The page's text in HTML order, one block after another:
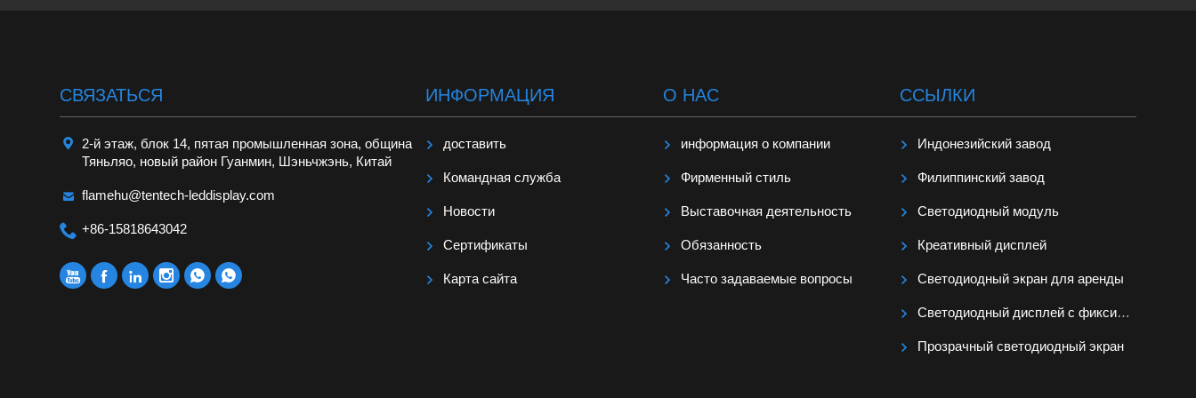
CВЯЗАТЬСЯ

2-й этаж, блок 14, пятая промышленная зона, община
Тяньляо, новый район Гуанмин, Шэньчжэнь, Китай
 flamehu@tentech-leddisplay.com
 +86-15818643042
     
ИНФОРМАЦИЯ
доставить
Командная служба
Hовости
Сертификаты
Карта сайта
О НАС
информация о компании
Фирменный стиль
Выставочная деятельность
Обязанность
Часто задаваемые вопросы
ССЫЛКИ
Индонезийский завод
Филиппинский завод
Светодиодный модуль
Креативный дисплей
Светодиодный экран для аренды
Светодиодный дисплей с фиксированной установкой
Прозрачный светодиодный экран